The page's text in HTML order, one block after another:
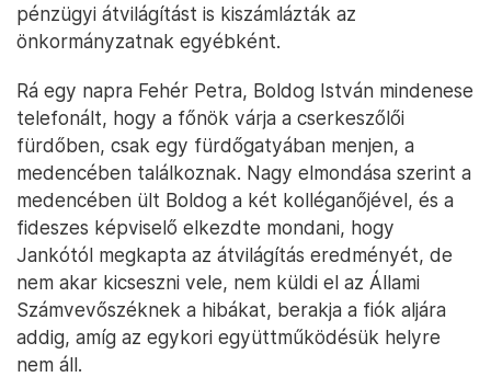
pénzügyi átvilágítást is kiszámlázták az
önkormányzatnak egyébként.
Rá egy napra Fehér Petra, Boldog István mindenese
telefonált, hogy a főnök várja a cserkeszőlői
fürdőben, csak egy fürdőgatyában menjen, a
medencében találkoznak. Nagy elmondása szerint a
medencében ült Boldog a két kolléganőjével, és a
fideszes képviselő elkezdte mondani, hogy
Jankótól megkapta az átvilágítás eredményét, de
nem akar kicseszni vele, nem küldi el az Állami
Számvevőszéknek a hibákat, berakja a fiók aljára
addig, amíg az egykori együttműködésük helyre
nem áll.